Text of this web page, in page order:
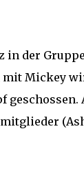
in der
Mickey